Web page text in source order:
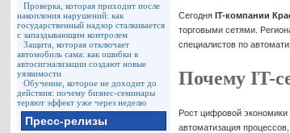
Проверка, которая приходит после
накопления нарушений: как
государственный надзор сталкивается
с запаздывающим контролем
Защита, которая отключает
автомобиль сама: как ошибки в
автосигнализации создают новые
уязвимости
Обучение, которое не доходит до
действия: почему бизнес-семинары
теряют эффект уже через неделю
Пресс-релизы
СегодняIT-компании
торговыми сетями.
специалистов по
Почему IT-
Рост цифровой
автоматизация